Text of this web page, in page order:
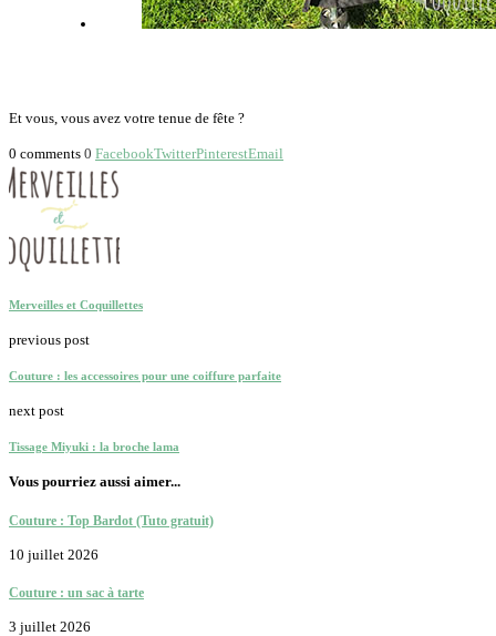
Et vous, vous avez votre tenue de fête ?
0 comments 0 FacebookTwitterPinterestEmail
Merveilles et Coquillettes
previous post
Couture : les accessoires pour une coiffure parfaite
next post
Tissage Miyuki : la broche lama
Vous pourriez aussi aimer...
Couture : Top Bardot (Tuto gratuit)
10 juillet 2026
Couture : un sac à tarte
3 juillet 2026